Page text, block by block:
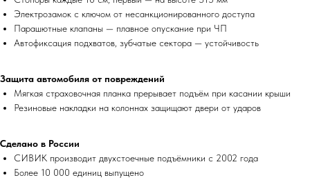
Электрозамок с ключом от несанкционированного доступа
Парашютные клапаны — плавное опускание при ЧП
Автофиксация подхватов, зубчатые сектора — устойчивость
Защита автомобиля от повреждений
Мягкая страховочная планка прерывает подъём при касании крыши
Резиновые накладки на колоннах защищают двери от ударов
Сделано в России
СИВИК производит двухстоечные подъёмники с 2002 года
Более 10 000 единиц выпущено